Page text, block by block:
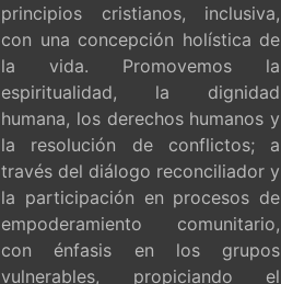
principios cristianos, inclusiva,
con una concepción holística de
la vida. Promovemos la
espiritualidad, la dignidad
humana, los derechos humanos y
la resolución de conflictos; a
través del diálogo reconciliador y
la participación en procesos de
empoderamiento comunitario,
con énfasis en los grupos
vulnerables, propiciando el